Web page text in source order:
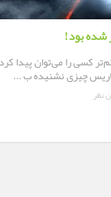
شده بود!
کسی را می‌توان پیدا
چیزی نشنیده ب ...
نظر